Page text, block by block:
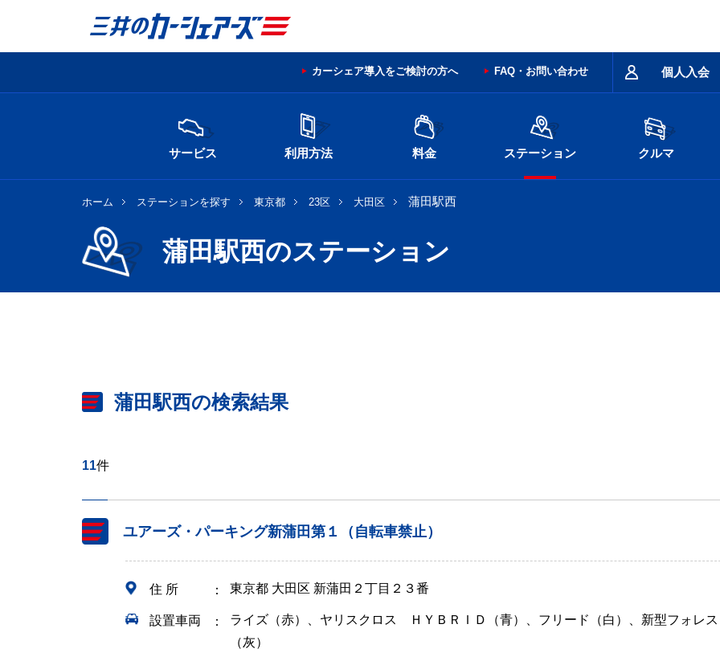
個人入会
カーシェア導入をご検討の方へ FAQ・お問い合わせ
サービス 利用方法 料金 ステーション クルマ
ホーム ステーションを探す 東京都 23区 大田区 蒲田駅西
蒲田駅西のステーション
蒲田駅西の検索結果
11件
ユアーズ・パーキング新蒲田第１（自転車禁止）
住 所 東京都 大田区 新蒲田２丁目２３番
設置車両
ライズ（赤）、ヤリスクロス ＨＹＢＲＩＤ（青）、フリード（白）、新型フォレ
（灰）